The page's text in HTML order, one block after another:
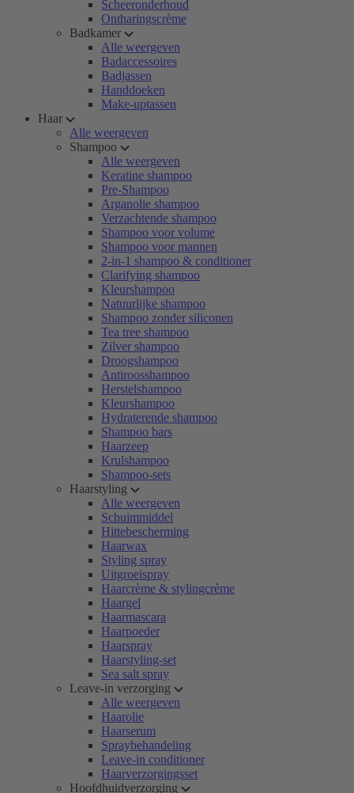
Scheeronderhoud
Ontharingscrème
Badkamer
Alle weergeven
Badaccessoires
Badjassen
Handdoeken
Make-uptassen
Haar
Alle weergeven
Shampoo
Alle weergeven
Keratine shampoo
Pre-Shampoo
Arganolie shampoo
Verzachtende shampoo
Shampoo voor volume
Shampoo voor mannen
2-in-1 shampoo & conditioner
Clarifying shampoo
Kleurshampoo
Natuurlijke shampoo
Shampoo zonder siliconen
Tea tree shampoo
Zilver shampoo
Droogshampoo
Antiroosshampoo
Herstelshampoo
Kleurshampoo
Hydraterende shampoo
Shampoo bars
Haarzeep
Krulshampoo
Shampoo-sets
Haarstyling
Alle weergeven
Schuimmiddel
Hittebescherming
Haarwax
Styling spray
Uitgroeispray
Haarcrème & stylingcrème
Haargel
Haarmascara
Haarpoeder
Haarspray
Haarstyling-set
Sea salt spray
Leave-in verzorging
Alle weergeven
Haarolie
Haarserum
Spraybehandeling
Leave-in conditioner
Haarverzorgingsset
Hoofdhuidverzorging